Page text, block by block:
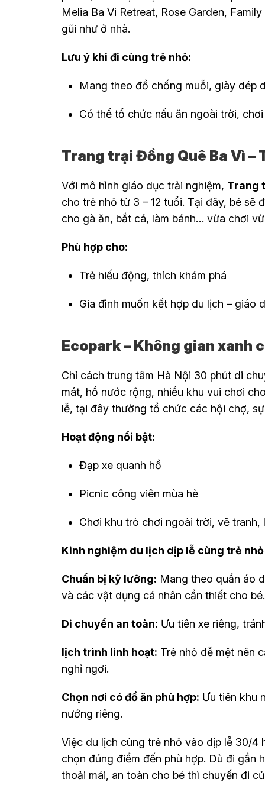
Melia Ba Vi Retreat, Rose Garden,
gũi như ở nhà.
Lưu ý khi đi cùng trẻ nhỏ:
Mang theo đồ chống muỗi, giày dép
Có thể tổ chức nấu ăn ngoài trời,
Trang trại Đồng Quê Ba Vì –
Với mô hình giáo dục trải nghiệm, Trang
cho trẻ nhỏ từ 3 – 12 tuổi. Tại đây, bé
cho gà ăn, bắt cá, làm bánh… vừa chơi
Phù hợp cho:
Trẻ hiếu động, thích khám phá
Gia đình muốn kết hợp du lịch – giáo
Ecopark – Không gian xanh
Chỉ cách trung tâm Hà Nội 30 phút di
mát, hồ nước rộng, nhiều khu vui chơi
lễ, tại đây thường tổ chức các hội chợ,
Hoạt động nổi bật:
Đạp xe quanh hồ
Picnic công viên mùa hè
Chơi khu trò chơi ngoài trời, vẽ tranh,
Kinh nghiệm du lịch dịp lễ cùng trẻ nhỏ
Chuẩn bị kỹ lưỡng: Mang theo quần áo
và các vật dụng cá nhân cần thiết cho bé.
Di chuyển an toàn: Ưu tiên xe riêng,
lịch trình linh hoạt: Trẻ nhỏ dễ mệt nên
nghỉ ngơi.
Chọn nơi có đồ ăn phù hợp: Ưu tiên khu
nướng riêng.
Việc du lịch cùng trẻ nhỏ vào dịp lễ 30/4
chọn đúng điểm đến phù hợp. Dù đi gần
thoải mái, an toàn cho bé thì chuyến đi